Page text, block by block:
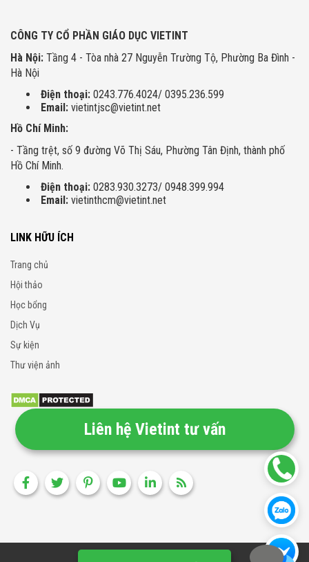
CÔNG TY CỔ PHẦN GIÁO DỤC VIETINT
Hà Nội: Tầng 4 - Tòa nhà 27 Nguyễn Trường Tộ, Phường Ba Đình -
Hà Nội
Điện thoại: 0243.776.4024/ 0395.236.599
Email: vietintjsc@vietint.net
Hồ Chí Minh:
- Tầng trệt, số 9 đường Võ Thị Sáu, Phường Tân Định, thành phố
Hồ Chí Minh.
Điện thoại: 0283.930.3273/ 0948.399.994
Email: vietinthcm@vietint.net
LINK HỮU ÍCH
Trang chủ
Hội thảo
Học bổng
Dịch Vụ
Sự kiện
Thư viện ảnh
Liên hệ Vietint tư vấn